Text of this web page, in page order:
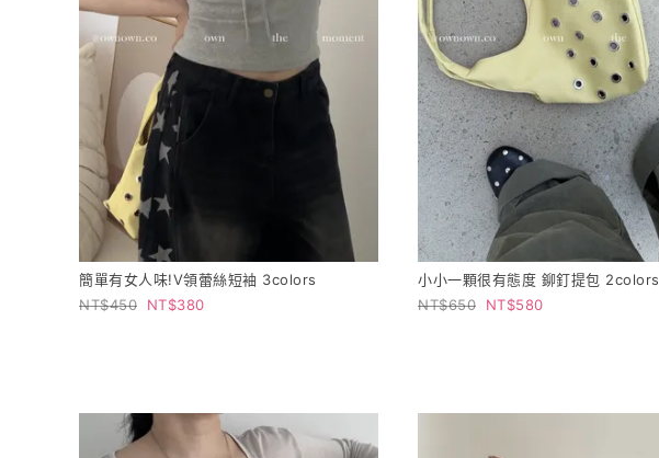
簡單有女人味!V領蕾絲短袖 3colors
450
380
小小一顆很有態度 鉚釘提包 2colors
650
580